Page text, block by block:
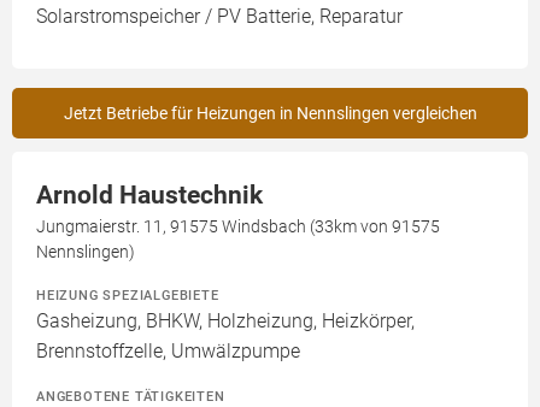
Solarstromspeicher / PV Batterie, Reparatur
Jetzt Betriebe für Heizungen in Nennslingen vergleichen
Arnold Haustechnik
Jungmaierstr. 11, 91575 Windsbach (33km von 91575
Nennslingen)
HEIZUNG SPEZIALGEBIETE
Gasheizung, BHKW, Holzheizung, Heizkörper,
Brennstoffzelle, Umwälzpumpe
ANGEBOTENE TÄTIGKEITEN